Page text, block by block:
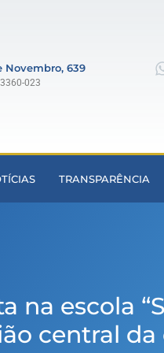
Novembro, 639
023
TRANSPARÊNCIA
na escola
central